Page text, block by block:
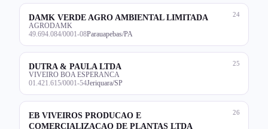
24
DAMK VERDE AGRO AMBIENTAL LIMITADA
AGRODAMK
49.694.084/0001-08Parauapebas/PA
25
DUTRA & PAULA LTDA
VIVEIRO BOA ESPERANCA
01.421.615/0001-54Jeriquara/SP
26
EB VIVEIROS PRODUCAO E
COMERCIALIZACAO DE PLANTAS LTDA